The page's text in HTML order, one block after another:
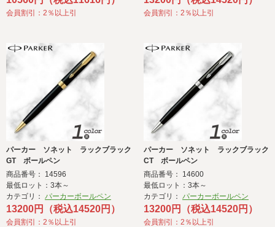
会員割引：2％以上引 会員割引：2％以上引
パーカー ソネット ラックブラック
GT ボールペン
商品番号： 14596
最低ロット：3本～
カテゴリ： パーカーボールペン
13200円（税込14520円）
会員割引：2％以上引
パーカー ソネット ラックブラック
CT ボールペン
商品番号： 14600
最低ロット：3本～
カテゴリ： パーカーボールペン
13200円（税込14520円）
会員割引：2％以上引